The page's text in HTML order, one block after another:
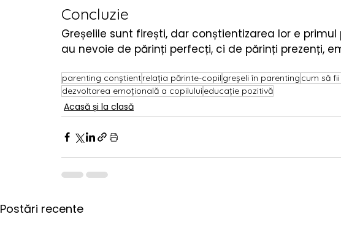
Concluzie
Greșelile sunt firești, dar conștientizarea lor e
au nevoie de părinți perfecți, ci de părinți prezenți,
parenting conștientrelația părinte-copil greșeli în parenting cum să
dezvoltarea emoțională a copilului educație pozitivă
Acasă și la clasă
Postări recente